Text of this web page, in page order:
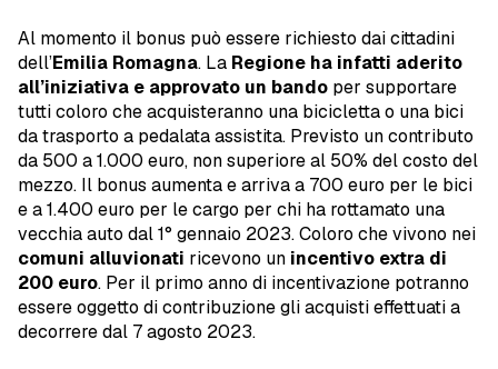
Al momento il bonus può essere richiesto dai cittadini
dell’Emilia Romagna. La Regione ha infatti aderito
all’iniziativa e approvato un bando per supportare
tutti coloro che acquisteranno una bicicletta o una bici
da trasporto a pedalata assistita. Previsto un contributo
da 500 a 1.000 euro, non superiore al 50% del costo del
mezzo. Il bonus aumenta e arriva a 700 euro per le bici
e a 1.400 euro per le cargo per chi ha rottamato una
vecchia auto dal 1° gennaio 2023. Coloro che vivono nei
comuni alluvionati ricevono un incentivo extra di
200 euro. Per il primo anno di incentivazione potranno
essere oggetto di contribuzione gli acquisti effettuati a
decorrere dal 7 agosto 2023.